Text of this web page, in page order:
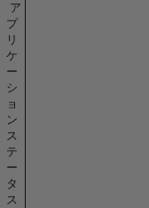
ア
プ
リ
ケ
ー
シ
ョ
ン
ス
テ
ー
タ
ス